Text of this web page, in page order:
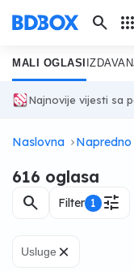
search apps
MALI OGLASI
Najnovije vijesti sa
Naslovna
616 oglasa
search Filter 1 tune
Usluge ×